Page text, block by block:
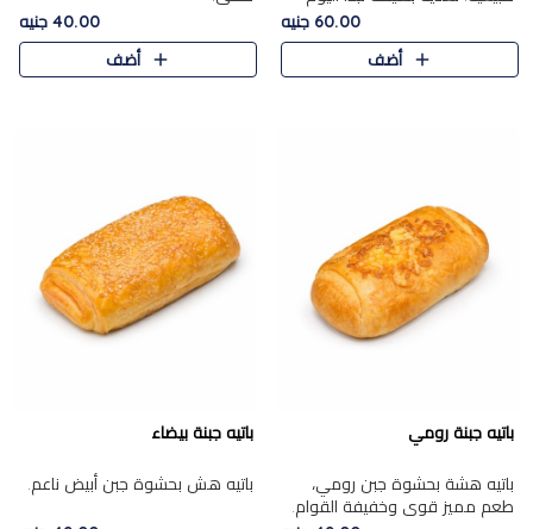
60.00 جنيه
أضف
40.00 جنيه
أضف
باتيه جبنة رومي
باتيه هشة بحشوة جبن رومي،
طعم مميز قوي وخفيفة القوام.
باتيه جبنة بيضاء
باتيه هش بحشوة جبن أبيض ناعم.